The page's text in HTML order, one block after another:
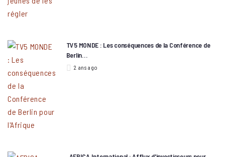
TV5 MONDE : Les conséquences de la Conférence de
Berlin…
2 ans ago